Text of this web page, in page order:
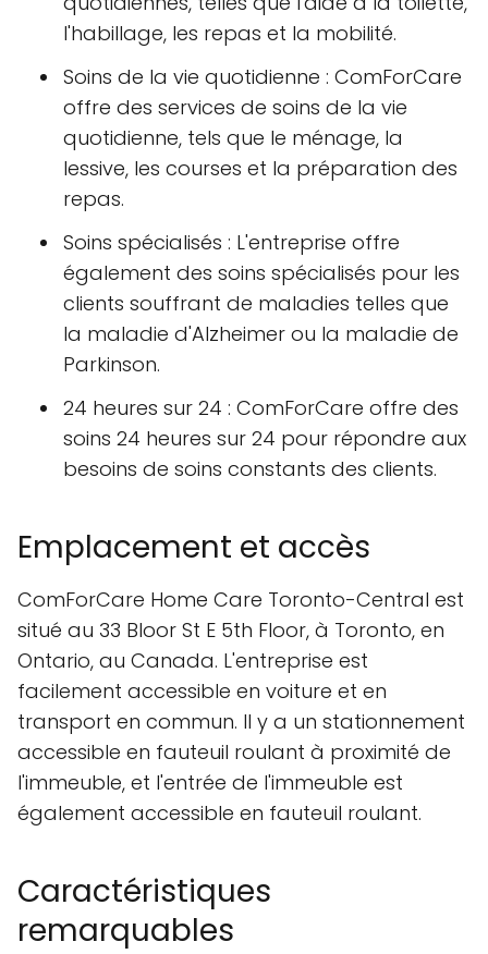
l'habillage, les repas et la mobilité.
Soins de la vie quotidienne : ComForCare
offre des services de soins de la vie
quotidienne, tels que le ménage, la
lessive, les courses et la préparation des
repas.
Soins spécialisés : L'entreprise offre
également des soins spécialisés pour les
clients souffrant de maladies telles que
la maladie d'Alzheimer ou la maladie de
Parkinson.
24 heures sur 24 : ComForCare offre des
soins 24 heures sur 24 pour répondre aux
besoins de soins constants des clients.
Emplacement et accès
ComForCare Home Care Toronto-Central est
situé au 33 Bloor St E 5th Floor, à Toronto, en
Ontario, au Canada. L'entreprise est
facilement accessible en voiture et en
transport en commun. Il y a un stationnement
accessible en fauteuil roulant à proximité de
l'immeuble, et l'entrée de l'immeuble est
également accessible en fauteuil roulant.
Caractéristiques
remarquables